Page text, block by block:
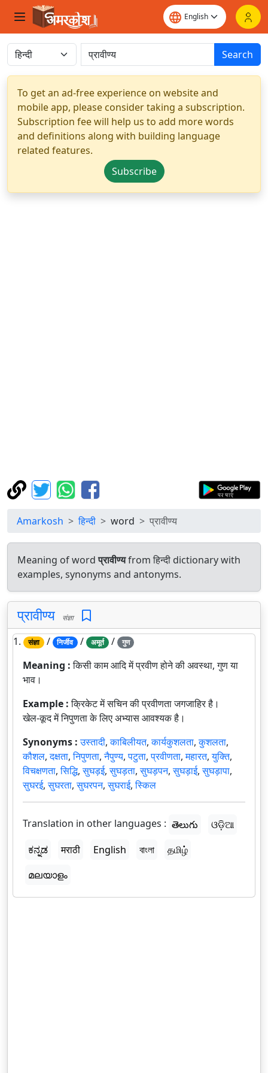
Search
To get an ad-free experience on website and
mobile app, please consider taking a subscription.
Subscription fee will help us to add more words
and definitions along with building language
related features.
Subscribe
Amarkosh हिन्दी word प्रावीण्य
Meaning of wordप्रावीण्यfrom हिन्दी dictionary with
examples, synonyms and antonyms.
प्रावीण्य संज्ञा
1. संज्ञा / निर्जीव / अमूर्त / गुण
Meaning :किसी काम आदि में प्रवीण होने की अवस्था, गुण या
भाव।
Example :क्रिकेट में सचिन की प्रवीणता जगजाहिर है।
खेल-कूद में निपुणता के लिए अभ्यास आवश्यक है।
Synonyms :उस्तादी,काबिलीयत,कार्यकुशलता,कुशलता,
कौशल,दक्षता,निपुणता,नैपुण्य,पटुता,प्रवीणता,महारत,युक्ति,
विचक्षणता,सिद्धि,सुघड़ई,सुघड़ता,सुघड़पन,सुघड़ाई,सुघड़ापा,
सुघरई,सुघरता,सुघरपन,सुघराई,स्किल
Translation in other languages : తెలుగు
ଓଡ଼ିଆ
ಕನ್ನಡ
मराठी English বাংলা
தமிழ்
മലയാളം